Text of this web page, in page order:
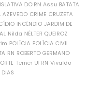
DO RN Assu BATATA
AZEVEDO CRIME CRUZETA
INCÊNDIO JARDIM DE
Nilda NÉLTER QUEIROZ
POLÍCIA POLÍCIA CIVIL
RN ROBERTO GERMANO
Temer UFRN Vivaldo